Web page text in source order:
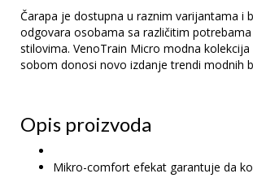
Čarapa je dostupna u raznim varijantama i
odgovara osobama sa različitim
stilovima. VenoTrain Micro modna kolekcija
sobom donosi novo izdanje trendi modnih
Opis proizvoda
Mikro-comfort efekat garantuje da